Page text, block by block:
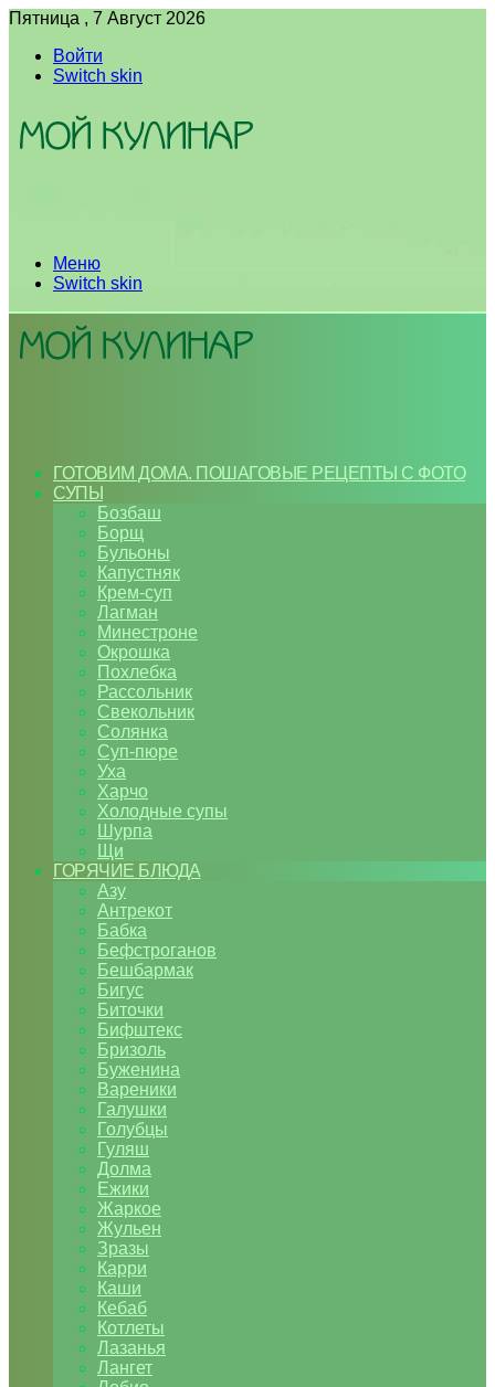
Пятница , 7 Август 2026
Войти
Switch skin
Меню
Switch skin
ГОТОВИМ ДОМА. ПОШАГОВЫЕ РЕЦЕПТЫ С ФОТО
СУПЫ
Бозбаш
Борщ
Бульоны
Капустняк
Крем-суп
Лагман
Минестроне
Окрошка
Похлебка
Рассольник
Свекольник
Солянка
Суп-пюре
Уха
Харчо
Холодные супы
Шурпа
Щи
ГОРЯЧИЕ БЛЮДА
Азу
Антрекот
Бабка
Бефстроганов
Бешбармак
Бигус
Биточки
Бифштекс
Бризоль
Буженина
Вареники
Галушки
Голубцы
Гуляш
Долма
Ежики
Жаркое
Жульен
Зразы
Карри
Каши
Кебаб
Котлеты
Лазанья
Лангет